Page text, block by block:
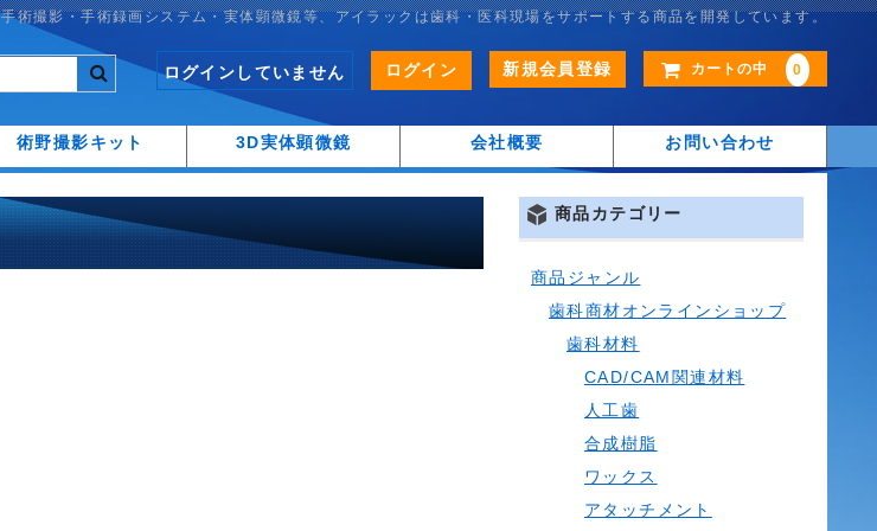
手術撮影・手術録画システム・実体顕微鏡等、アイラックは歯科・医科現場をサポートする商品を開発しています。
カートの中 0
ログインしていません ログイン 新規会員登録
術野撮影キット 3D実体顕微鏡 会社概要 お問い合わせ
商品カテゴリー
商品ジャンル
歯科商材オンラインショップ
歯科材料
CAD/CAM関連材料
人工歯
合成樹脂
ワックス
アタッチメント